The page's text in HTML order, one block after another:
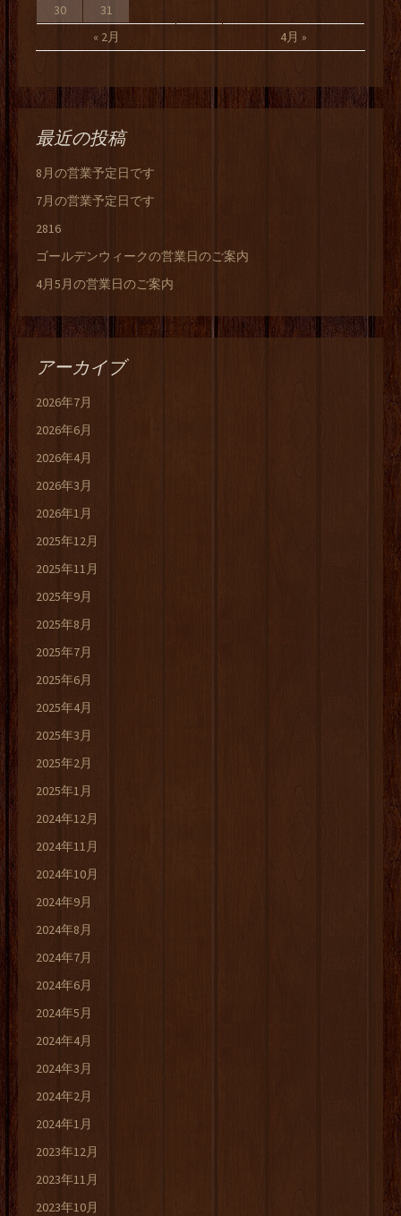
« 2月 4月 »
30 31
最近の投稿
8月の営業予定日です
7月の営業予定日です
2816
ゴールデンウィークの営業日のご案内
4月5月の営業日のご案内
アーカイブ
2026年7月
2026年6月
2026年4月
2026年3月
2026年1月
2025年12月
2025年11月
2025年9月
2025年8月
2025年7月
2025年6月
2025年4月
2025年3月
2025年2月
2025年1月
2024年12月
2024年11月
2024年10月
2024年9月
2024年8月
2024年7月
2024年6月
2024年5月
2024年4月
2024年3月
2024年2月
2024年1月
2023年12月
2023年11月
2023年10月